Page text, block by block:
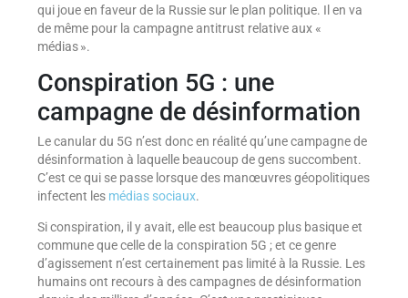
qui joue en faveur de la Russie sur le plan politique. Il en va
de même pour la campagne antitrust relative aux «
médias ».
Conspiration 5G : une
campagne de désinformation
Le canular du 5G n’est donc en réalité qu’une campagne de
désinformation à laquelle beaucoup de gens succombent.
C’est ce qui se passe lorsque des manœuvres géopolitiques
infectent les médias sociaux.
Si conspiration, il y avait, elle est beaucoup plus basique et
commune que celle de la conspiration 5G ; et ce genre
d’agissement n’est certainement pas limité à la Russie. Les
humains ont recours à des campagnes de désinformation